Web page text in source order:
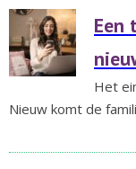
Een
Het
Nieuw komt de